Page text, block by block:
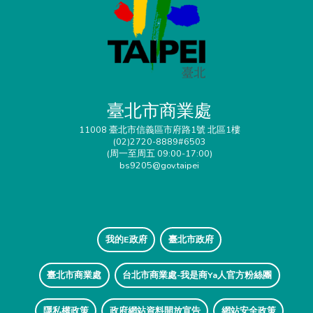
臺北市商業處
11008 臺北市信義區市府路1號 北區1樓
(02)2720-8889#6503
(周一至周五 09:00-17:00)
bs9205@gov.taipei
我的E政府 臺北市政府
臺北市商業處 台北市商業處-我是商Ya人官方粉絲團